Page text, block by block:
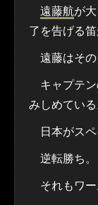
遠藤航が
了を告げる笛
遠藤はその
キャプテン
みしめている
日本がスペ
逆転勝ち。
それもワー